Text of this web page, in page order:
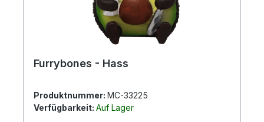
Furrybones - Hass
Produktnummer: MC-33225
Verfügbarkeit: Auf Lager